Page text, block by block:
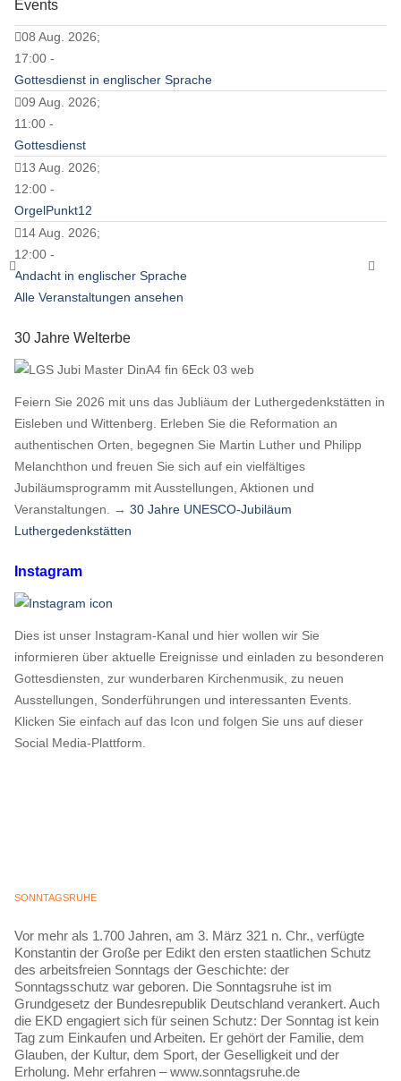
Events
08 Aug. 2026;
17:00 -
Gottesdienst in englischer Sprache
09 Aug. 2026;
11:00 -
Gottesdienst
13 Aug. 2026;
12:00 -
OrgelPunkt12
14 Aug. 2026;
12:00 -
Andacht in englischer Sprache
Alle Veranstaltungen ansehen
30 Jahre Welterbe
Feiern Sie 2026 mit uns das Jubliäum der Luthergedenkstätten in
Eisleben und Wittenberg. Erleben Sie die Reformation an
authentischen Orten, begegnen Sie Martin Luther und Philipp
Melanchthon und freuen Sie sich auf ein vielfältiges
Jubiläumsprogramm mit Ausstellungen, Aktionen und
Veranstaltungen. → 30 Jahre UNESCO-Jubiläum
Luthergedenkstätten
Instagram
Dies ist unser Instagram-Kanal und hier wollen wir Sie
informieren über aktuelle Ereignisse und einladen zu besonderen
Gottesdiensten, zur wunderbaren Kirchenmusik, zu neuen
Ausstellungen, Sonderführungen und interessanten Events.
Klicken Sie einfach auf das Icon und folgen Sie uns auf dieser
Social Media-Plattform.
SONNTAGSRUHE
Vor mehr als 1.700 Jahren, am 3. März 321 n. Chr., verfügte
Konstantin der Große per Edikt den ersten staatlichen Schutz
des arbeitsfreien Sonntags der Geschichte: der
Sonntagsschutz war geboren. Die Sonntagsruhe ist im
Grundgesetz der Bundesrepublik Deutschland verankert. Auch
die EKD engagiert sich für seinen Schutz: Der Sonntag ist kein
Tag zum Einkaufen und Arbeiten. Er gehört der Familie, dem
Glauben, der Kultur, dem Sport, der Geselligkeit und der
Erholung. Mehr erfahren – www.sonntagsruhe.de